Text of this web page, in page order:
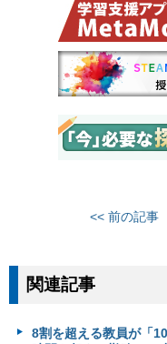
<< 前の記事
関連記事
8割を超える教員が「